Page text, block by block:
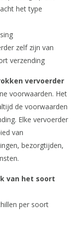
het type
zelf zijn van
verzending
vervoerder
voorwaarden. Het
de voorwaarden
Elke vervoerder
van
bezorgtijden,
van het soort
per soort